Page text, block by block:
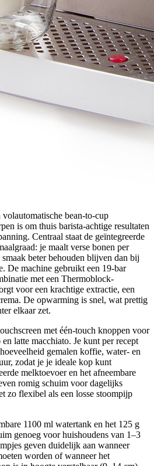
bean-to-cup
is om thuis barista-achtige resultaten
Centraal staat de geïntegreerde
je maalt verse bonen per
beter behouden blijven dan bij
De machine gebruikt een 19-bar
met een Thermoblock-
voor een krachtige extractie, een
De opwarming is snel, wat prettig
elkaar zet.
met één-touch knoppen voor
latte macchiato. Je kunt per recept
gemalen koffie, water- en
zodat je je ideale kop kunt
melktoevoer en het afneembare
romig schuim voor dagelijks
zo flexibel als een losse stoompijp
1100 ml watertank en het 125 g
genoeg voor huishoudens van 1–3
geven duidelijk aan wanneer
worden of wanneer het